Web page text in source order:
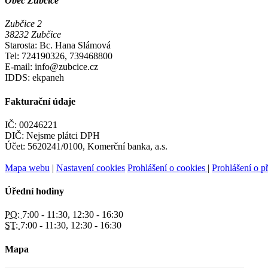
Zubčice 2
38232 Zubčice
Starosta: Bc. Hana Slámová
Tel: 724190326, 739468800
E-mail: info@zubcice.cz
IDDS: ekpaneh
Fakturační údaje
IČ: 00246221
DIČ: Nejsme plátci DPH
Účet: 5620241/0100, Komerční banka, a.s.
Mapa webu | Nastavení cookies Prohlášení o cookies | Prohlášení o
Úřední hodiny
PO: 7:00 - 11:30, 12:30 - 16:30
ST: 7:00 - 11:30, 12:30 - 16:30
Mapa